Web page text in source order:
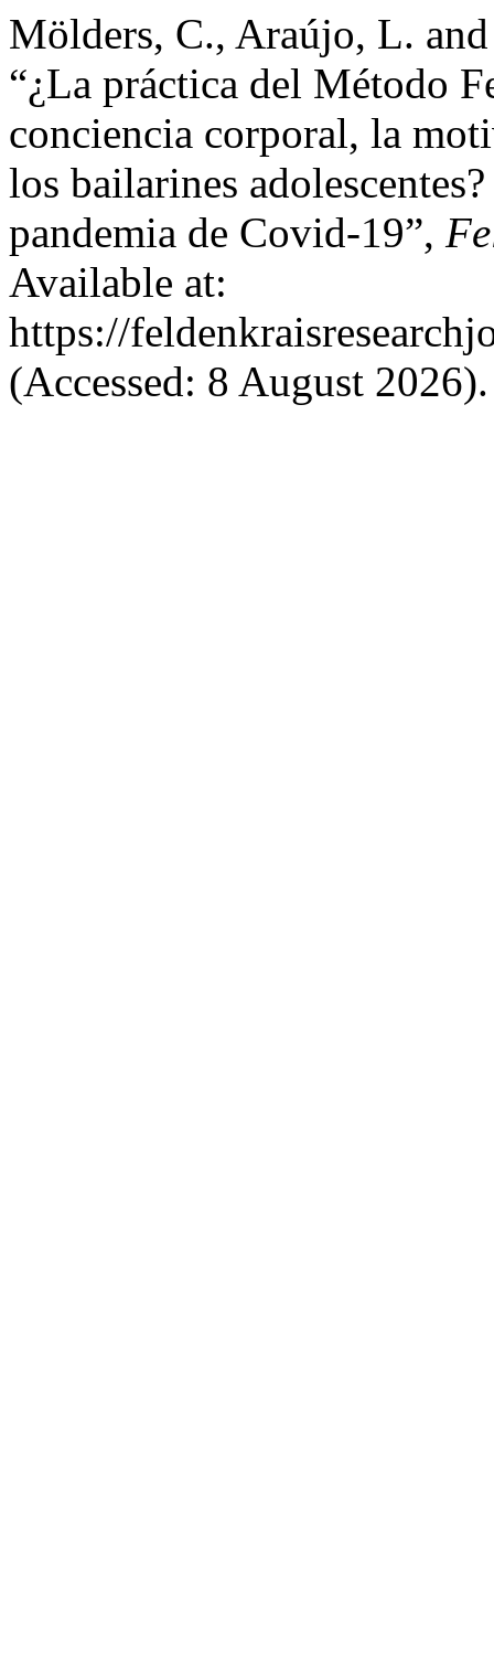
Mölders, C., Araújo, L.
“¿La práctica del Método
conciencia corporal, la
los bailarines
pandemia de Covid-19”,
Available at:
https://
(Accessed: 8 August 2026).